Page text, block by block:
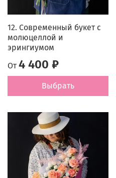
12. Современный букет с
молюцеллой и
эрингиумом
От 4 400 ₽
Выбрать